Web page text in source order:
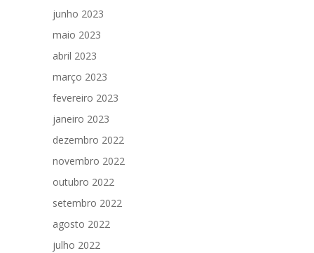
junho 2023
maio 2023
abril 2023
março 2023
fevereiro 2023
janeiro 2023
dezembro 2022
novembro 2022
outubro 2022
setembro 2022
agosto 2022
julho 2022